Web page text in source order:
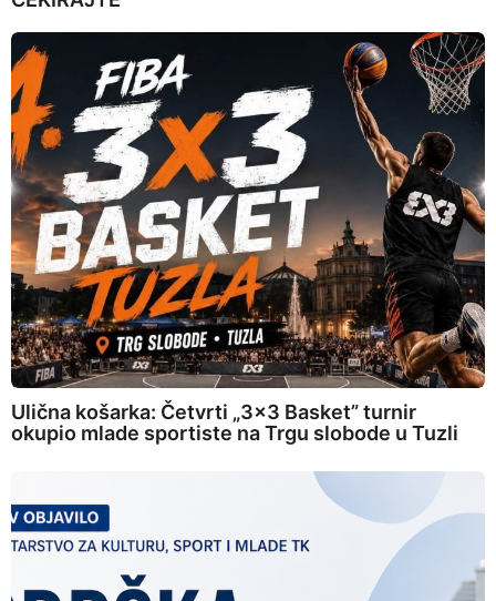
Ulična košarka: Četvrti „3×3 Basket” turnir
okupio mlade sportiste na Trgu slobode u Tuzli